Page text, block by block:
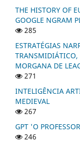
THE HISTORY OF
GOOGLE NGRAM
285
ESTRATÉGIAS
TRANSMIDIÁTICO,
MORGANA DE
271
INTELIGÊNCIA
MEDIEVAL
267
GPT 'O
246